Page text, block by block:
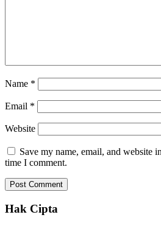
Name *
Email *
Website
Save my name, email, and website
time I comment.
Hak Cipta